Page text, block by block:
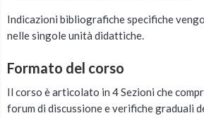
Indicazioni bibliografiche specifiche
nelle singole unità didattiche.
Formato del corso
Il corso è articolato in 4 Sezioni che
forum di discussione e verifiche graduali